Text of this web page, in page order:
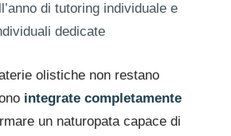
di tutoring individuale e
dedicate
olistiche non restano
integrate completamente
un naturopata capace di